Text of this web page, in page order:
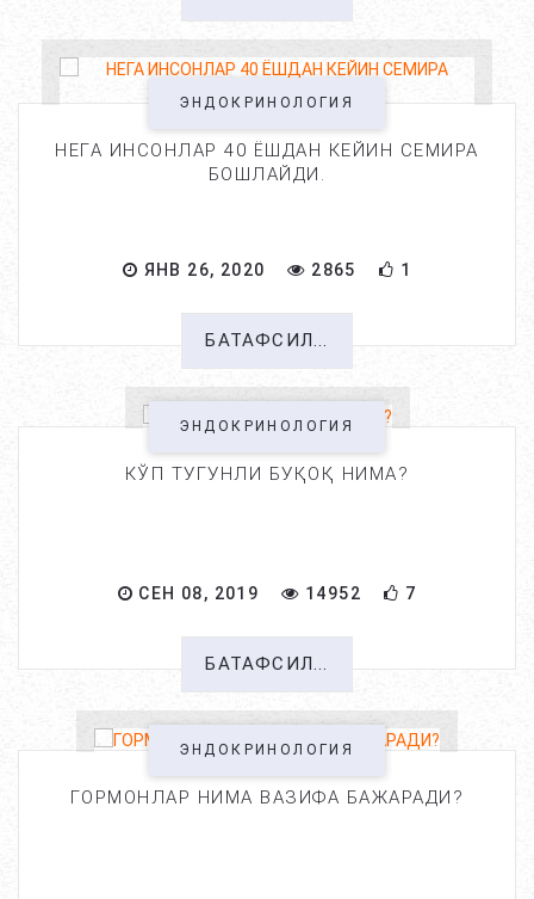
ЭНДОКРИНОЛОГИЯ
НЕГА ИНСОНЛАР 40 ЁШДАН КЕЙИН СЕМИРА
БОШЛАЙДИ.
ЯНВ 26, 2020 2865 1
БАТАФСИЛ...
ЭНДОКРИНОЛОГИЯ
КЎП ТУГУНЛИ БУҚОҚ НИМА?
СЕН 08, 2019 14952 7
БАТАФСИЛ...
ЭНДОКРИНОЛОГИЯ
ГОРМОНЛАР НИМА ВАЗИФА БАЖАРАДИ?